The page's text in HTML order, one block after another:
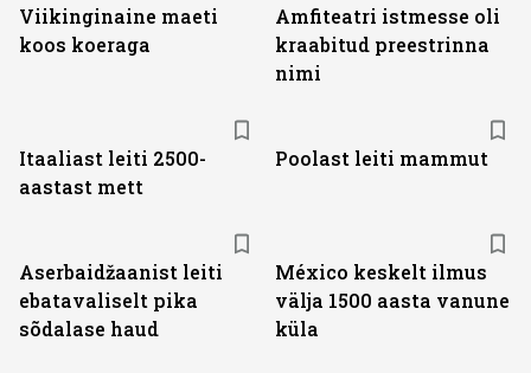
Viikinginaine maeti
koos koeraga
Amfiteatri istmesse oli
kraabitud preestrinna
nimi
Itaaliast leiti 2500-
aastast mett
Poolast leiti mammut
Aserbaidžaanist leiti
ebatavaliselt pika
sõdalase haud
México keskelt ilmus
välja 1500 aasta vanune
küla